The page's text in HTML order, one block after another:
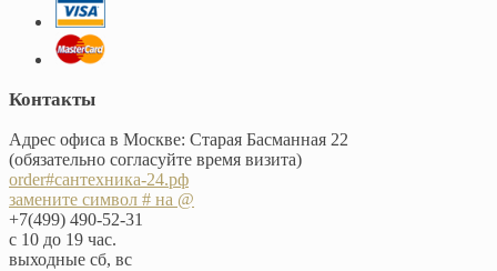
Контакты
Адрес офиса в Москве: Старая Басманная 22
(обязательно согласуйте время визита)
order#сантехника-24.рф
замените символ # на @
+7(499) 490-52-31
с 10 до 19 час.
выходные сб, вс